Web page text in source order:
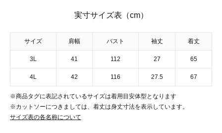
実寸サイズ表（cm）
サイズ 肩幅 バスト 袖丈 着丈
3L 41 112 27 65
4L 42 116 27.5 67
※商品タグに表記されているサイズは着用目安体型となります
※カットソーにつきましては、着丈は身丈寸法を表示しています。
サイズ表の各名称について